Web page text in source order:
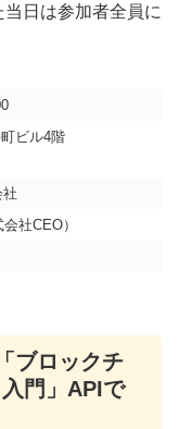
日は参加者全員に
ビル4階
社CEO）
ブロックチ
門」APIで